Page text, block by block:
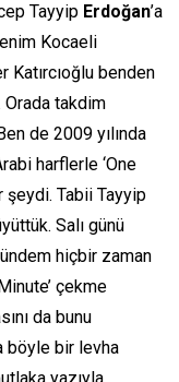
Tayyip Erdoğan’a
Kocaeli
benden
Orada takdim
de 2009 yılında
harflerle ‘One
şeydi. Tabii Tayyip
Salı günü
hiçbir zaman
çekme
da bunu
böyle bir levha